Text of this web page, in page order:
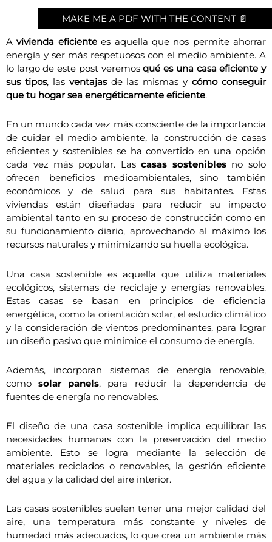
MAKE ME A PDF WITH THE CONTENT 📄
Avivienda eficientees aquella que nos permite ahorrar
energía y ser más respetuosos con el medio ambiente. A
lo largo de este post veremosqué es una casa eficiente y
sus tipos, las ventajasde las mismas ycómo conseguir
que tu hogar sea energéticamente eficiente.
En un mundo cada vez más consciente de la importancia
de cuidar el medio ambiente, la construcción de casas
eficientes y sostenibles se ha convertido en una opción
cada vez más popular. Lascasas sosteniblesno solo
ofrecen beneficios medioambientales, sino también
económicos y de salud para sus habitantes. Estas
viviendas están diseñadas para reducir su impacto
ambiental tanto en su proceso de construcción como en
su funcionamiento diario, aprovechando al máximo los
recursos naturales y minimizando su huella ecológica.
Una casa sostenible es aquella que utiliza materiales
ecológicos, sistemas de reciclaje y energías renovables.
Estas casas se basan en principios de eficiencia
energética, como la orientación solar, el estudio climático
y la consideración de vientos predominantes, para lograr
un diseño pasivo que minimice el consumo de energía.
Además, incorporan sistemas de energía renovable,
comosolar panels, para reducir la dependencia de
fuentes de energía no renovables.
El diseño de una casa sostenible implica equilibrar las
necesidades humanas con la preservación del medio
ambiente. Esto se logra mediante la selección de
materiales reciclados o renovables, la gestión eficiente
del agua y la calidad del aire interior.
Las casas sostenibles suelen tener una mejor calidad del
aire, una temperatura más constante y niveles de
humedad más adecuados, lo que crea un ambiente más